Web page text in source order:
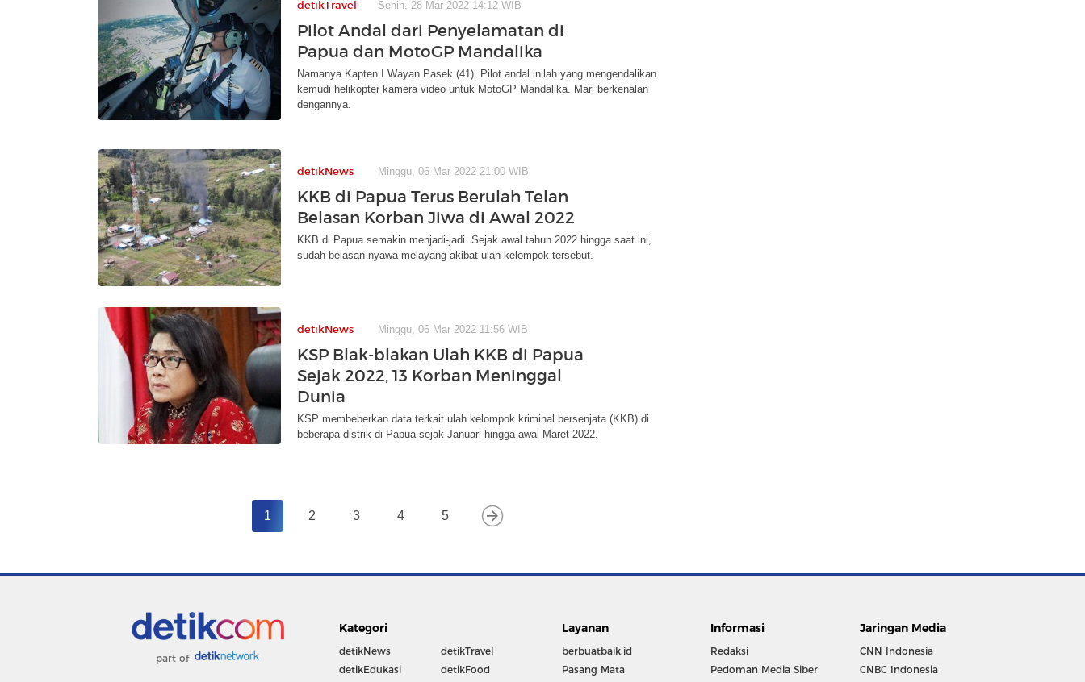
detikTravel Senin, 28 Mar 2022 14:12 WIB
Pilot Andal dari Penyelamatan di
Papua dan MotoGP Mandalika
Namanya Kapten I Wayan Pasek (41). Pilot andal inilah yang mengendalikan
kemudi helikopter kamera video untuk MotoGP Mandalika. Mari berkenalan
dengannya.
detikNews Minggu, 06 Mar 2022 21:00 WIB
KKB di Papua Terus Berulah Telan
Belasan Korban Jiwa di Awal 2022
KKB di Papua semakin menjadi-jadi. Sejak awal tahun 2022 hingga saat ini,
sudah belasan nyawa melayang akibat ulah kelompok tersebut.
detikNews Minggu, 06 Mar 2022 11:56 WIB
KSP Blak-blakan Ulah KKB di Papua
Sejak 2022, 13 Korban Meninggal
Dunia
KSP membeberkan data terkait ulah kelompok kriminal bersenjata (KKB) di
beberapa distrik di Papua sejak Januari hingga awal Maret 2022.
1 2 3 4 5
part of
Kategori
detikNews
detikEdukasi
detikTravel
detikFood
Layanan
berbuatbaik.id
Pasang Mata
Informasi
Redaksi
Pedoman Media Siber
Jaringan Media
CNN Indonesia
CNBC Indonesia